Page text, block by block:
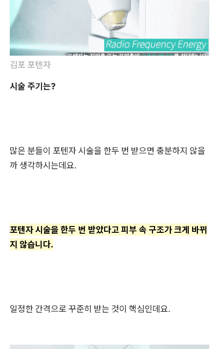
김포 포텐자
시술 주기는?
많은 분들이 포텐자 시술을 한두 번 받으면 충분하지 않을
까 생각하시는데요.
포텐자 시술을 한두 번 받았다고 피부 속 구조가 크게 바뀌
지 않습니다.
일정한 간격으로 꾸준히 받는 것이 핵심인데요.